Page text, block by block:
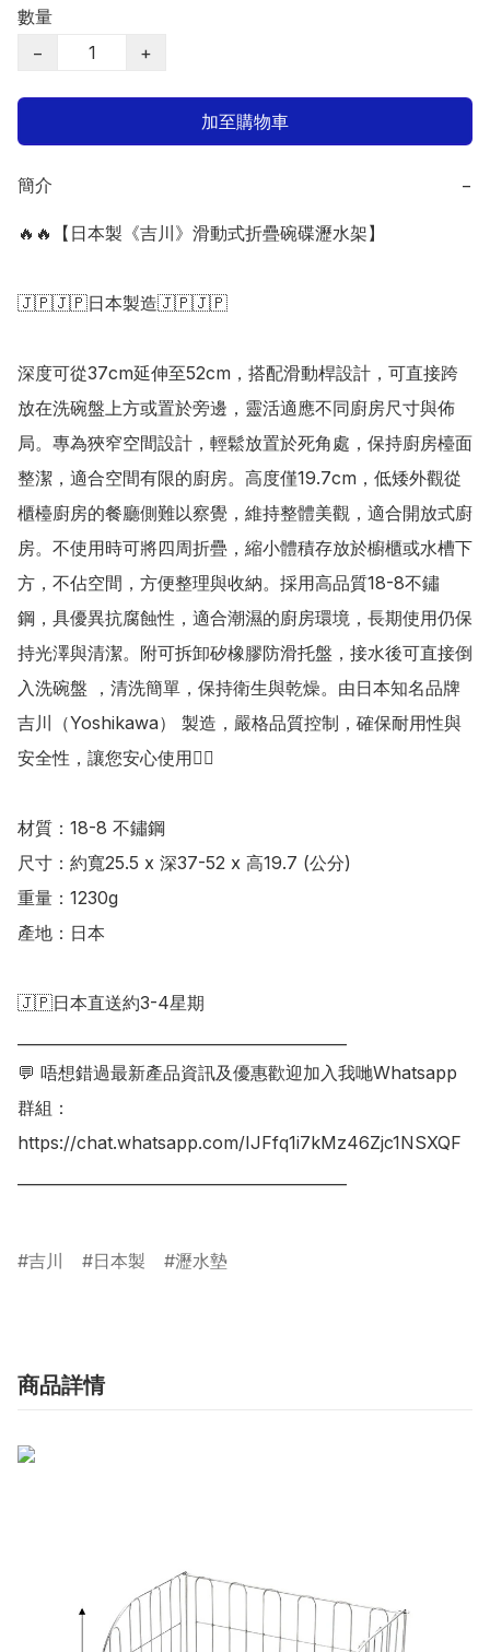
數量
−
+
加至購物車
簡介 −
🔥🔥【日本製《吉川》滑動式折疊碗碟瀝水架】
🇯🇵🇯🇵日本製造🇯🇵🇯🇵
深度可從37cm延伸至52cm，搭配滑動桿設計，可直接跨
放在洗碗盤上方或置於旁邊，靈活適應不同廚房尺寸與佈
局。專為狹窄空間設計，輕鬆放置於死角處，保持廚房檯面
整潔，適合空間有限的廚房。高度僅19.7cm，低矮外觀從
櫃檯廚房的餐廳側難以察覺，維持整體美觀，適合開放式廚
房。不使用時可將四周折疊，縮小體積存放於櫥櫃或水槽下
方，不佔空間，方便整理與收納。採用高品質18-8不鏽
鋼，具優異抗腐蝕性，適合潮濕的廚房環境，長期使用仍保
持光澤與清潔。附可拆卸矽橡膠防滑托盤，接水後可直接倒
入洗碗盤 ，清洗簡單，保持衛生與乾燥。由日本知名品牌
吉川（Yoshikawa） 製造，嚴格品質控制，確保耐用性與
安全性，讓您安心使用👍🏻
材質：18-8 不鏽鋼
尺寸：約寬25.5 x 深37-52 x 高19.7 (公分)
重量：1230g
產地：日本
🇯🇵日本直送約3-4星期
💬 唔想錯過最新產品資訊及優惠歡迎加入我哋Whatsapp
群組：
https://chat.whatsapp.com/IJFfq1i7kMz46Zjc1NSXQF
吉川 日本製 瀝水墊
商品詳情